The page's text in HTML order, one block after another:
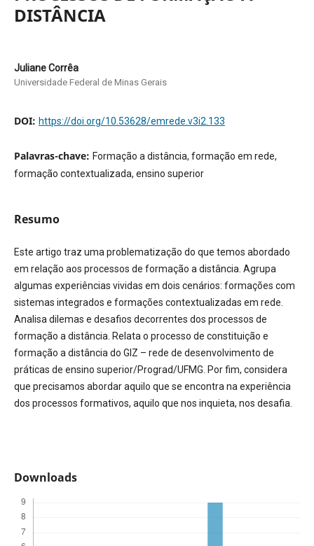
DISTÂNCIA
Juliane Corrêa
Universidade Federal de Minas Gerais
DOI: https://doi.org/10.53628/emrede.v3i2.133
Palavras-chave: Formação a distância, formação em rede,
formação contextualizada, ensino superior
Resumo
Este artigo traz uma problematização do que temos abordado
em relação aos processos de formação a distância. Agrupa
algumas experiências vividas em dois cenários: formações com
sistemas integrados e formações contextualizadas em rede.
Analisa dilemas e desafios decorrentes dos processos de
formação a distância. Relata o processo de constituição e
formação a distância do GIZ – rede de desenvolvimento de
práticas de ensino superior/Prograd/UFMG. Por fim, considera
que precisamos abordar aquilo que se encontra na experiência
dos processos formativos, aquilo que nos inquieta, nos desafia.
Downloads